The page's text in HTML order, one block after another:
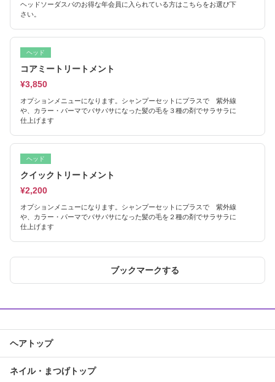
ヘッドソーダスパのお得な年会員に入られている方はこちらをお選び下
さい。
ヘッド
コアミートリートメント
¥3,850
オプションメニューになります。シャンプーセットにプラスで 紫外線
や、カラー・パーマでバサバサになった髪の毛を３種の剤でサラサラに
仕上げます
ヘッド
クイックトリートメント
¥2,200
オプションメニューになります。シャンプーセットにプラスで 紫外線
や、カラー・パーマでバサバサになった髪の毛を２種の剤でサラサラに
仕上げます
ブックマークする
ヘアトップ
ネイル・まつげトップ